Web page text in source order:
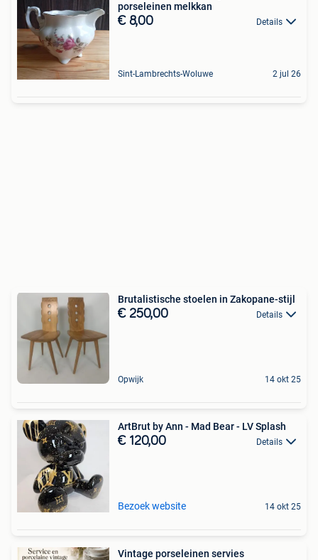
porseleinen melkkan
€ 8,00 Details
Sint-Lambrechts-Woluwe 2 jul 26
Brutalistische stoelen in Zakopane-stijl
€ 250,00 Details
Opwijk 14 okt 25
ArtBrut by Ann - Mad Bear - LV Splash
€ 120,00 Details
Bezoek website 14 okt 25
Vintage porseleinen servies